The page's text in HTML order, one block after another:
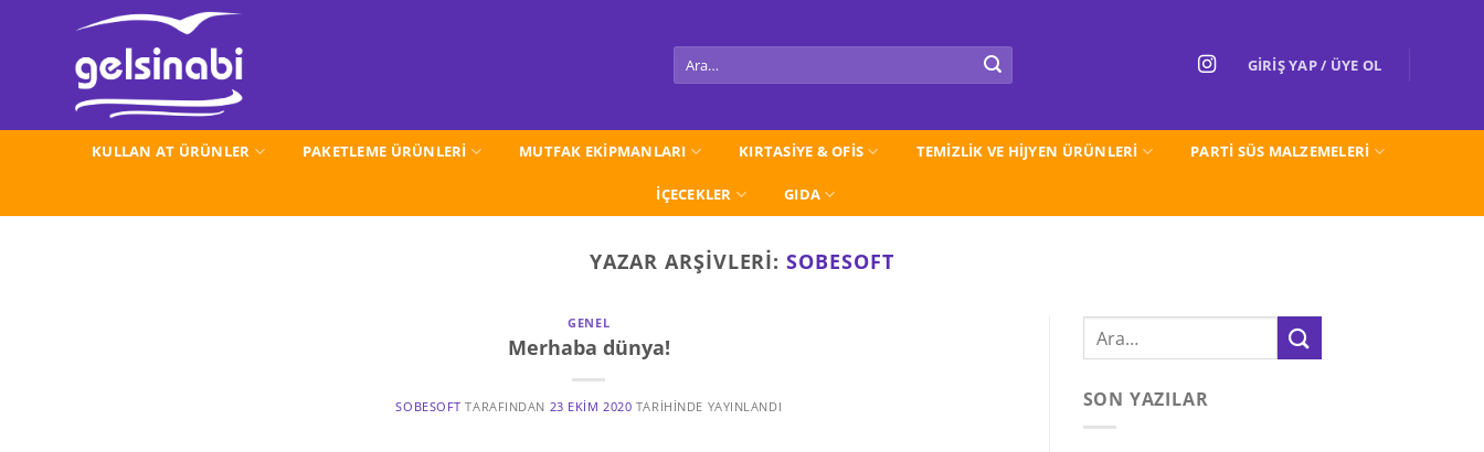
Ara: GIRIŞ YAP / ÜYE OL
KULLAN AT ÜRÜNLER PAKETLEME ÜRÜNLERİ MUTFAK EKİPMANLARI KIRTASİYE & OFİS TEMİZLİK VE HİJYEN ÜRÜNLERİ PARTI SÜS MALZEMELERİ
İÇECEKLER GIDA
YAZAR ARŞIVLERI:SOBESOFT
GENEL
Merhaba dünya!
SOBESOFT TARAFINDAN 23 EKIM 2020 TARIHINDE YAYINLANDI SON YAZILAR